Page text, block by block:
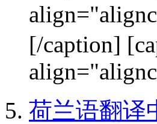
[/caption]
荷兰语翻译